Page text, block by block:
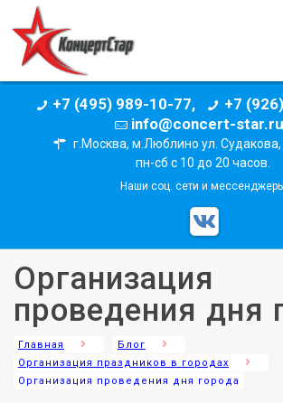
+7 (495) 989-10-77,
+7
info@concert-star.ru
г.Москва, м.Люблино ул. Судакова,
пн-сб с 10 до 20 часов.
Наши соц. сети и
Организация
проведения дня
Главная
Блог
Организация праздников в городах
Организация проведения дня города